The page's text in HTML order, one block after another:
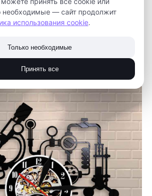
необходимые — сайт продолжит
использования cookie.
Только необходимые
Принять все